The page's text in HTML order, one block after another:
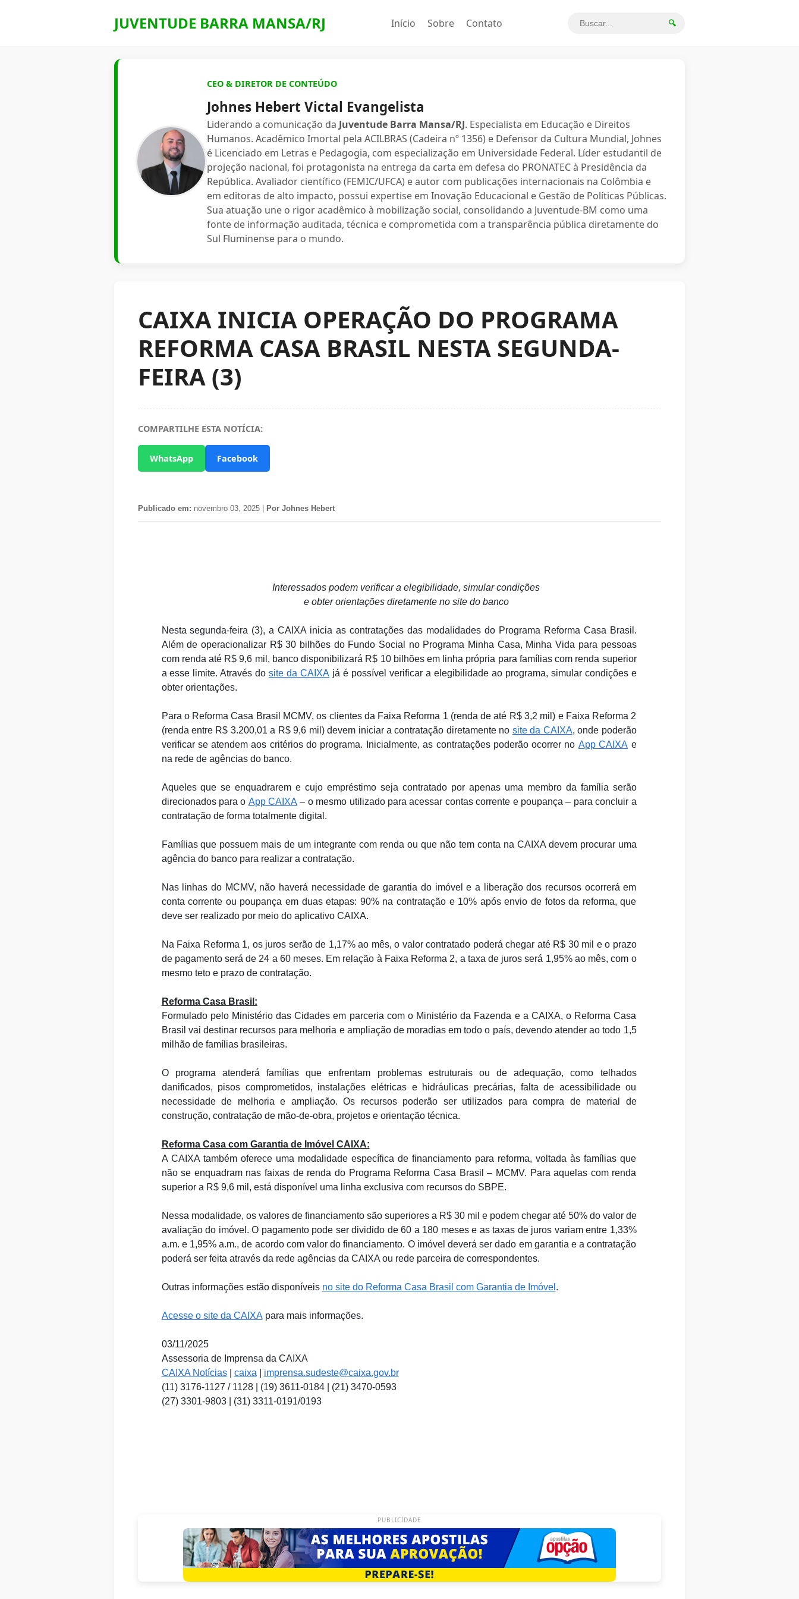
JUVENTUDE BARRA MANSA/RJ Início Sobre Contato 🔍
CEO & DIRETOR DE CONTEÚDO
Johnes Hebert Victal Evangelista
Liderando a comunicação da Juventude Barra Mansa/RJ. Especialista em Educação e Direitos
Humanos. Acadêmico Imortal pela ACILBRAS (Cadeira nº 1356) e Defensor da Cultura Mundial, Johnes
é Licenciado em Letras e Pedagogia, com especialização em Universidade Federal. Líder estudantil de
projeção nacional, foi protagonista na entrega da carta em defesa do PRONATEC à Presidência da
República. Avaliador científico (FEMIC/UFCA) e autor com publicações internacionais na Colômbia e
em editoras de alto impacto, possui expertise em Inovação Educacional e Gestão de Políticas Públicas.
Sua atuação une o rigor acadêmico à mobilização social, consolidando a Juventude-BM como uma
fonte de informação auditada, técnica e comprometida com a transparência pública diretamente do
Sul Fluminense para o mundo.
CAIXA INICIA OPERAÇÃO DO PROGRAMA
REFORMA CASA BRASIL NESTA SEGUNDA-
FEIRA (3)
COMPARTILHE ESTA NOTÍCIA:
WhatsApp Facebook
Publicado em: novembro 03, 2025 | Por Johnes Hebert
Interessados podem verificar a elegibilidade, simular condições
e obter orientações diretamente no site do banco
Nesta segunda-feira (3), a CAIXA inicia as contratações das modalidades do Programa Reforma Casa Brasil.
Além de operacionalizar R$ 30 bilhões do Fundo Social no Programa Minha Casa, Minha Vida para pessoas
com renda até R$ 9,6 mil, banco disponibilizará R$ 10 bilhões em linha própria para famílias com renda superior
a esse limite. Através dosite da CAIXA já é possível verificar a elegibilidade ao programa, simular condições e
obter orientações.
Para o Reforma Casa Brasil MCMV, os clientes da Faixa Reforma 1 (renda de até R$ 3,2 mil) e Faixa Reforma 2
(renda entre R$ 3.200,01 a R$ 9,6 mil) devem iniciar a contratação diretamente no site da CAIXA, onde poderão
verificar se atendem aos critérios do programa. Inicialmente, as contratações poderão ocorrer no App CAIXA e
na rede de agências do banco.
Aqueles que se enquadrarem e cujo empréstimo seja contratado por apenas uma membro da família serão
direcionados para o App CAIXA – o mesmo utilizado para acessar contas corrente e poupança – para concluir a
contratação de forma totalmente digital.
Famílias que possuem mais de um integrante com renda ou que não tem conta na CAIXA devem procurar uma
agência do banco para realizar a contratação.
Nas linhas do MCMV, não haverá necessidade de garantia do imóvel e a liberação dos recursos ocorrerá em
conta corrente ou poupança em duas etapas: 90% na contratação e 10% após envio de fotos da reforma, que
deve ser realizado por meio do aplicativo CAIXA.
Na Faixa Reforma 1, os juros serão de 1,17% ao mês, o valor contratado poderá chegar até R$ 30 mil e o prazo
de pagamento será de 24 a 60 meses. Em relação à Faixa Reforma 2, a taxa de juros será 1,95% ao mês, com o
mesmo teto e prazo de contratação.
Reforma Casa Brasil:
Formulado pelo Ministério das Cidades em parceria com o Ministério da Fazenda e a CAIXA, o Reforma Casa
Brasil vai destinar recursos para melhoria e ampliação de moradias em todo o país, devendo atender ao todo 1,5
milhão de famílias brasileiras.
O programa atenderá famílias que enfrentam problemas estruturais ou de adequação, como telhados
danificados, pisos comprometidos, instalações elétricas e hidráulicas precárias, falta de acessibilidade ou
necessidade de melhoria e ampliação. Os recursos poderão ser utilizados para compra de material de
construção, contratação de mão-de-obra, projetos e orientação técnica.
Reforma Casa com Garantia de Imóvel CAIXA:
A CAIXA também oferece uma modalidade específica de financiamento para reforma, voltada às famílias que
não se enquadram nas faixas de renda do Programa Reforma Casa Brasil – MCMV. Para aquelas com renda
superior a R$ 9,6 mil, está disponível uma linha exclusiva com recursos do SBPE.
Nessa modalidade, os valores de financiamento são superiores a R$ 30 mil e podem chegar até 50% do valor de
avaliação do imóvel. O pagamento pode ser dividido de 60 a 180 meses e as taxas de juros variam entre 1,33%
a.m. e 1,95% a.m., de acordo com valor do financiamento. O imóvel deverá ser dado em garantia e a contratação
poderá ser feita através da rede agências da CAIXA ou rede parceira de correspondentes.
Outras informações estão disponíveis no site do Reforma Casa Brasil com Garantia de Imóvel .
Acesse o site da CAIXA para mais informações.
03/11/2025
Assessoria de Imprensa da CAIXA
CAIXA Notícias| caixa
imprensa.sudeste@caixa.gov.br
(11) 3176-1127 / 1128 | (19) 3611-0184 | (21) 3470-0593
(27) 3301-9803 | (31) 3311-0191/0193
PUBLICIDADE